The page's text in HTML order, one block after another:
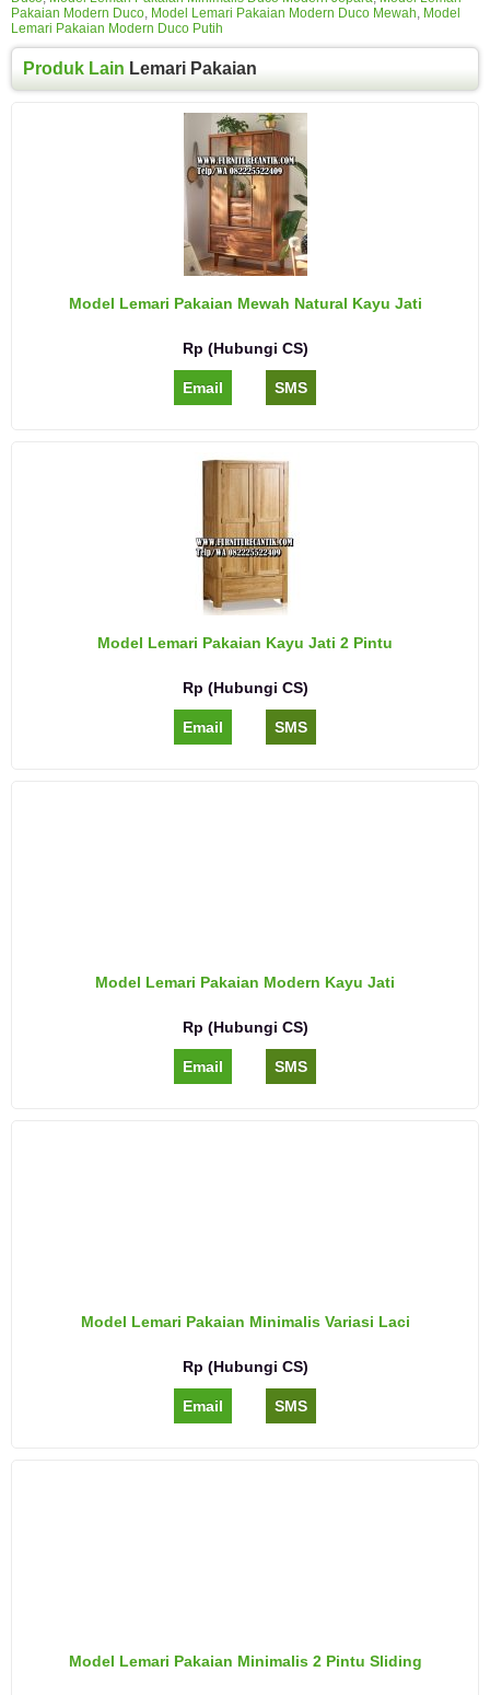
Pakaian Modern Duco Model Lemari Pakaian Modern Duco Mewah Model
Lemari Pakaian Modern Duco Putih
Produk Lain Lemari Pakaian
Model Lemari Pakaian Mewah Natural Kayu Jati
Rp (Hubungi CS)
Email SMS
Model Lemari Pakaian Kayu Jati 2 Pintu
Rp (Hubungi CS)
Email SMS
Model Lemari Pakaian Modern Kayu Jati
Rp (Hubungi CS)
Email SMS
Model Lemari Pakaian Minimalis Variasi Laci
Rp (Hubungi CS)
Email SMS
Model Lemari Pakaian Minimalis 2 Pintu Sliding